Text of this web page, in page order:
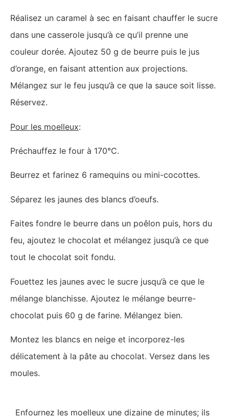
Réalisez un caramel à sec en faisant chauffer le sucre
dans une casserole jusqu’à ce qu’il prenne une
couleur dorée. Ajoutez 50 g de beurre puis le jus
d’orange, en faisant attention aux projections.
Mélangez sur le feu jusqu’à ce que la sauce soit lisse.
Réservez.
Pour les moelleux:
Préchauffez le four à 170°C.
Beurrez et farinez 6 ramequins ou mini-cocottes.
Séparez les jaunes des blancs d’oeufs.
Faites fondre le beurre dans un poêlon puis, hors du
feu, ajoutez le chocolat et mélangez jusqu’à ce que
tout le chocolat soit fondu.
Fouettez les jaunes avec le sucre jusqu’à ce que le
mélange blanchisse. Ajoutez le mélange beurre-
chocolat puis 60 g de farine. Mélangez bien.
Montez les blancs en neige et incorporez-les
délicatement à la pâte au chocolat. Versez dans les
moules.
Enfournez les moelleux une dizaine de minutes; ils